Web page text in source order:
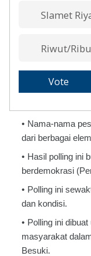
Slamet
Riwut/
Nama-nama
dari berbagai
Hasil polling ini
berdemokrasi
Polling ini
dan kondisi.
Polling ini
masyarakat
Besuki.